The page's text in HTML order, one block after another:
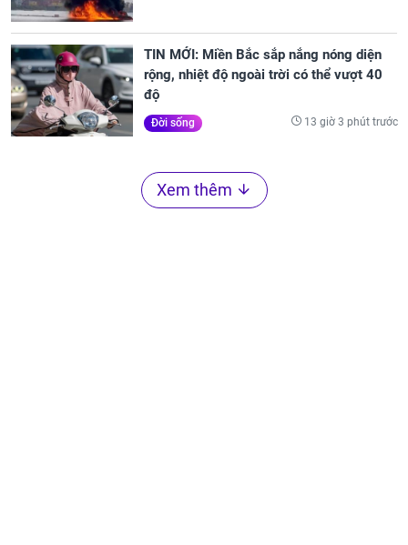
TIN MỚI: Miền Bắc sắp nắng nóng diện
rộng, nhiệt độ ngoài trời có thể vượt 40
độ
Đời sống 13 giờ 3 phút trước
Xem thêm